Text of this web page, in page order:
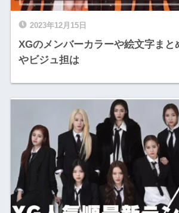
2023年12月15日
XGのメンバーカラーや絵文字まと
やビジュ担は